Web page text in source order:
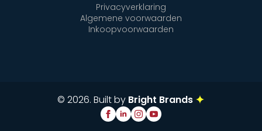
Privacyverklaring
Algemene voorwaarden
Inkoopvoorwaarden
© 2026. Built by Bright Brands